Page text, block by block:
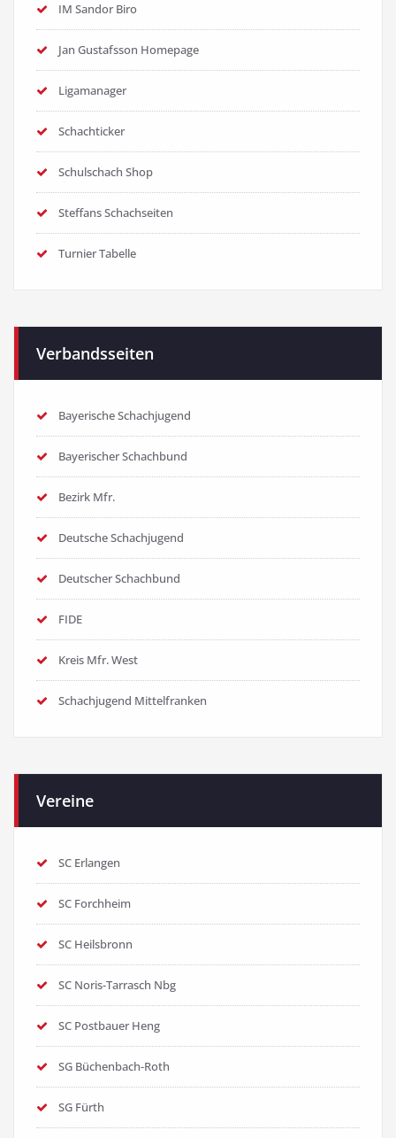
IM Sandor Biro
Jan Gustafsson Homepage
Ligamanager
Schachticker
Schulschach Shop
Steffans Schachseiten
Turnier Tabelle
Verbandsseiten
Bayerische Schachjugend
Bayerischer Schachbund
Bezirk Mfr.
Deutsche Schachjugend
Deutscher Schachbund
FIDE
Kreis Mfr. West
Schachjugend Mittelfranken
Vereine
SC Erlangen
SC Forchheim
SC Heilsbronn
SC Noris-Tarrasch Nbg
SC Postbauer Heng
SG Büchenbach-Roth
SG Fürth